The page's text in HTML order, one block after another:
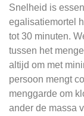
Snelheid is
egalisatiemortel
tot 30 minuten.
tussen het
altijd om met
persoon mengt
menggarde om
ander de massa